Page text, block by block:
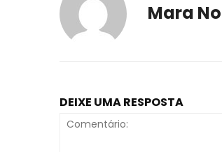
Mara
DEIXE UMA RESPOSTA